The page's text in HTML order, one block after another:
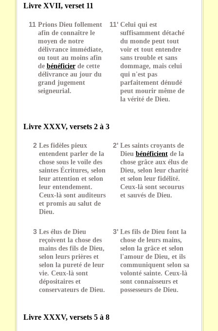
Livre XVII, verset 11
11 Prions Dieu follement
afin de connaître le
moyen de notre
délivrance immédiate,
ou tout au moins afin
de bénéficierde cette
délivrance au jour du
grand jugement
seigneurial.
11' Celui qui est
suffisamment détaché
du monde peut tout
voir et tout entendre
sans trouble et sans
dommage, mais celui
qui n'est pas
parfaitement dénudé
peut mourir même de
la vérité de Dieu.
Livre XXXV, versets 2 à 3
2 Les fidèles pieux
entendent parler de la
chose sous le voile des
saintes Écritures, selon
leur attention et selon
leur entendement.
Ceux-là sont auditeurs
et promis au salut de
Dieu.
2' Les saints croyants de
Dieu bénéficientde la
chose grâce aux élus de
Dieu, selon leur charité
et selon leur fidélité.
Ceux-là sont secourus
et sauvés de Dieu.
3 Les élus de Dieu
reçoivent la chose des
mains des fils de Dieu,
selon leurs prières et
selon la pureté de leur
vie. Ceux-là sont
dépositaires et
conservateurs de Dieu.
3' Les fils de Dieu font la
chose de leurs mains,
selon la grâce et selon
l'amour de Dieu, et ils
communiquent selon sa
volonté sainte. Ceux-là
sont connaisseurs et
possesseurs de Dieu.
Livre XXXV, versets 5 à 8